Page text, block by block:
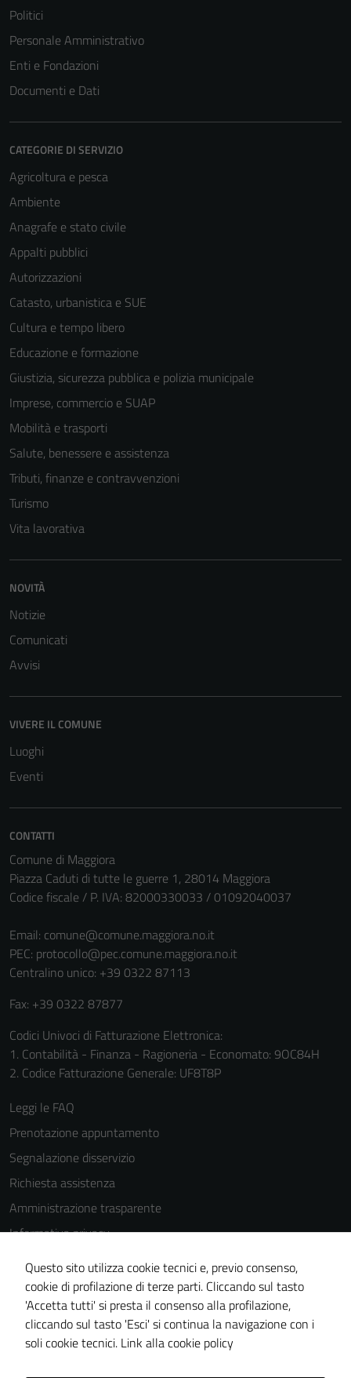
Politici
Personale Amministrativo
Enti e Fondazioni
Documenti e Dati
CATEGORIE DI SERVIZIO
Agricoltura e pesca
Ambiente
Anagrafe e stato civile
Appalti pubblici
Autorizzazioni
Catasto, urbanistica e SUE
Cultura e tempo libero
Educazione e formazione
Giustizia, sicurezza pubblica e polizia municipale
Imprese, commercio e SUAP
Mobilità e trasporti
Salute, benessere e assistenza
Tributi, finanze e contravvenzioni
Turismo
Vita lavorativa
NOVITÀ
Notizie
Comunicati
Avvisi
VIVERE IL COMUNE
Luoghi
Eventi
CONTATTI
Comune di Maggiora
Piazza Caduti di tutte le guerre 1, 28014 Maggiora
Codice fiscale / P. IVA: 82000330033 / 01092040037
Email: comune@comune.maggiora.no.it
PEC: protocollo@pec.comune.maggiora.no.it
Centralino unico: +39 0322 87113
Fax: +39 0322 87877
Codici Univoci di Fatturazione Elettronica:
1. Contabilità - Finanza - Ragioneria - Economato: 9OC84H
2. Codice Fatturazione Generale: UF8T8P
Leggi le FAQ
Prenotazione appuntamento
Segnalazione disservizio
Richiesta assistenza
Amministrazione trasparente
Informativa privacy
Cookie Policy
Note legali
Dichiarazione di accessibilità
Piano di miglioramento del sito
Questo sito utilizza cookie tecnici e, previo consenso,
cookie di profilazione di terze parti. Cliccando sul tasto
'Accetta tutti' si presta il consenso alla profilazione,
cliccando sul tasto 'Esci' si continua la navigazione con i
soli cookie tecnici. Link alla cookie policy
possono
personali.